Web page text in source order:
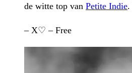
de witte top van Petite Indie.
– X♡ – Free